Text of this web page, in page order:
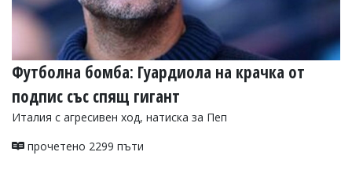
Футболна бомба: Гуардиола на крачка от
подпис със спящ гигант
Италия с агресивен ход, натиска за Пеп
прочетено 2299 пъти